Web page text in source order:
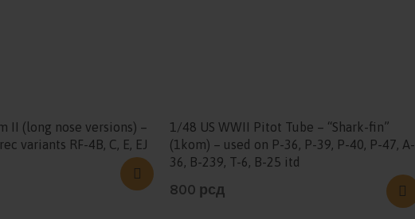
II (long nose versions) –
variants RF-4B, C, E, EJ
1/48 US WWII Pitot Tube – “Shark-fin”
(1kom) – used on P-36, P-39, P-40, P-47, A-
36, B-239, T-6, B-25 itd
800 рсд